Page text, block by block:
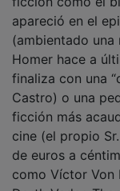
apareció en el
(ambientado una
Homer hace a
finaliza con una
Castro) o una
ficción más
cine (el propio
de euros a
como Víctor Von
Darth Vader,